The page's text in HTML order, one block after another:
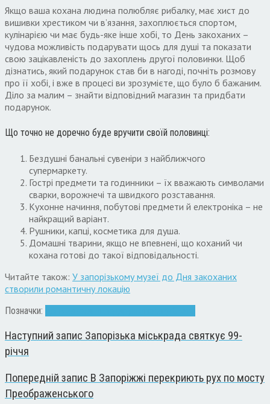
Якщо ваша кохана людина полюбляє рибалку, має хист до
вишивки хрестиком чи в’язання, захоплюється спортом,
кулінарією чи має будь-яке інше хобі, то День закоханих –
чудова можливість подарувати щось для душі та показати
свою зацікавленість до захоплень другої половинки. Щоб
дізнатись, який подарунок став би в нагоді, почніть розмову
про її хобі, і вже в процесі ви зрозумієте, що було б бажаним.
Діло за малим – знайти відповідний магазин та придбати
подарунок.
Що точно не доречно буде вручити своїй половинці:
Бездушні банальні сувеніри з найближчого
супермаркету.
Гострі предмети та годинники – їх вважають символами
сварки, ворожнечі та швидкого розставання.
Кухонне начиння, побутові предмети й електроніка – не
найкращий варіант.
Рушники, капці, косметика для душа.
Домашні тварини, якщо не впевнені, що коханий чи
кохана готові до такої відповідальності.
Читайте також: У запорізькому музеї до Дня закоханих
створили романтичну локацію
Позначки:
Наступний запис Запорізька міськрада святкує 99-
річчя
Попередній запис В Запоріжжі перекриють рух по мосту
Преображенського